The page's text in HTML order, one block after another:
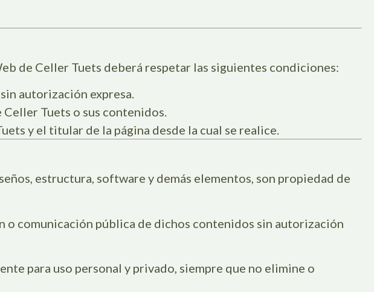
de Celler Tuets deberá respetar las siguientes condiciones:
autorización expresa.
Tuets o sus contenidos.
y el titular de la página desde la cual se realice.
estructura, software y demás elementos, son propiedad de
comunicación pública de dichos contenidos sin autorización
para uso personal y privado, siempre que no elimine o